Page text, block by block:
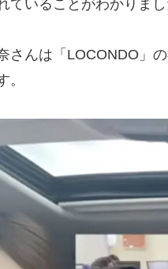
ていることがわかりまし
さんは「LOCONDO」
。